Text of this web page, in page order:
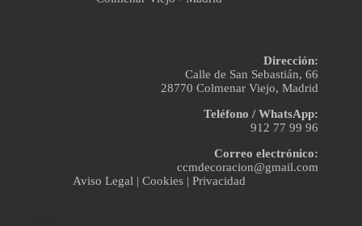
Dirección:
Calle de San Sebastián, 66
28770 Colmenar Viejo, Madrid
Teléfono / WhatsApp:
912 77 99 96
Correo electrónico:
ccmdecoracion@gmail.com
Aviso Legal |Cookies |Privacidad